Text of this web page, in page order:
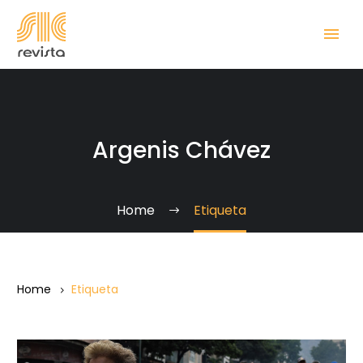
Argenis Chávez
Home Etiqueta
Home Etiqueta
“Doce